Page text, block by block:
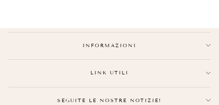
INFORMAZIONI
LINK UTILI
SEGUITE LE NOSTRE NOTIZIE!